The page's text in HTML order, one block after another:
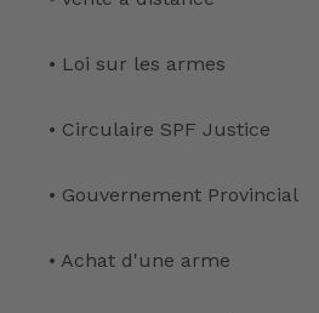
• Loi sur les armes
• Circulaire SPF Justice
• Gouvernement Provincial
• Achat d'une arme